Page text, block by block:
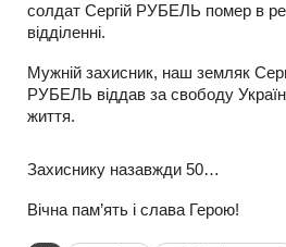
солдат Сергій РУБЕЛЬ помер в
відділенні.
Мужній захисник, наш земляк
РУБЕЛЬ віддав за свободу
життя.
Захиснику назавжди 50…
Вічна пам’ять і слава Герою!